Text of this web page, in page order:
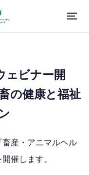
ェビナー開
の健康と福祉
産・アニマルヘル
催します。